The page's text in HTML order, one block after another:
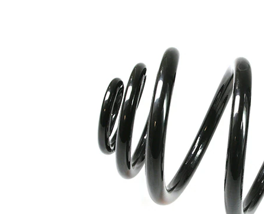
miniblok
144 mm
Doplňkový
výrobek/
doplňkové
bez
pouzdra
šedá (2x)